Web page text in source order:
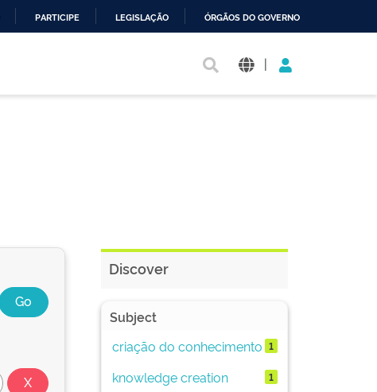
PARTICIPE LEGISLAÇÃO ÓRGÃOS DO GOVERNO
|
Discover
Subject
criação do conhecimento 1
knowledge creation 1